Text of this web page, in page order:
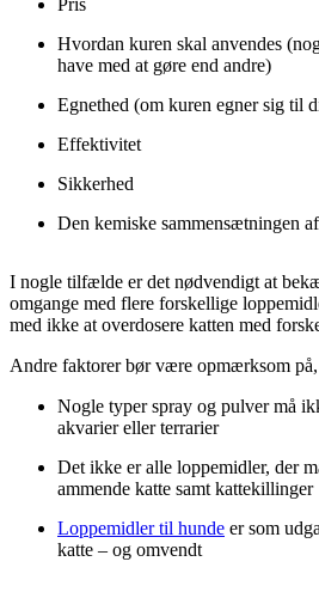
Hvordan kuren skal anvendes
have med at gøre end andre)
Egnethed (om kuren egner sig til
Effektivitet
Sikkerhed
Den kemiske sammensætningen
I nogle tilfælde er det nødvendigt at
omgange med flere forskellige
med ikke at overdosere katten med
Andre faktorer bør være opmærksom
Nogle typer spray og pulver må
akvarier eller terrarier
Det ikke er alle loppemidler, der
ammende katte samt kattekillinger
Loppemidler til hunde er som
katte – og omvendt